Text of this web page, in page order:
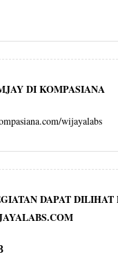
DI KOMPASIANA
wijayalabs
DAPAT DILIHAT